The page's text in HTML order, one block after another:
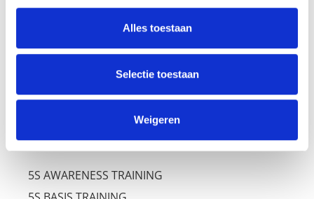
Alles toestaan
Selectie toestaan
Weigeren
5S METHODE
5S DIENSTEN
5S TRAINING
5S AWARENESS TRAINING